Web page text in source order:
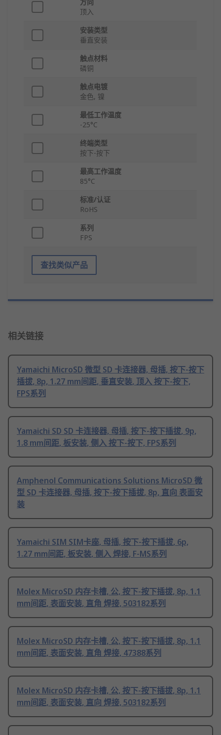
方向
顶入
安装类型
垂直安装
触点材料
磷铜
触点电镀
金色, 镍
最低工作温度
-25°C
终端类型
按下-按下
最高工作温度
85°C
标准/认证
RoHS
系列
FPS
查找类似产品
相关链接
Yamaichi MicroSD 微型 SD 卡连接器, 母插, 按下-按下
插拔, 8p, 1.27 mm间距, 垂直安装, 顶入 按下-按下,
FPS系列
Yamaichi SD SD 卡连接器, 母插, 按下-按下插拔, 9p,
1.8 mm间距, 板安装, 侧入 按下-按下, FPS系列
Amphenol Communications Solutions MicroSD 微
型 SD 卡连接器, 母插, 按下-按下插拔, 8p, 直向 表面安
装
Yamaichi SIM SIM卡座, 母插, 按下-按下插拔, 6p,
1.27 mm间距, 板安装, 侧入 焊接, F-MS系列
Molex MicroSD 内存卡槽, 公, 按下-按下插拔, 8p, 1.1
mm间距, 表面安装, 直角 焊接, 503182系列
Molex MicroSD 内存卡槽, 公, 按下-按下插拔, 8p, 1.1
mm间距, 表面安装, 直角 焊接, 47388系列
Molex MicroSD 内存卡槽, 公, 按下-按下插拔, 8p, 1.1
mm间距, 表面安装, 直向 焊接, 503182系列